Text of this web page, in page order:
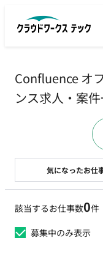
Confluence オ
ンス求人・案
該当するお仕事数0件
募集中のみ表示
気になったお仕